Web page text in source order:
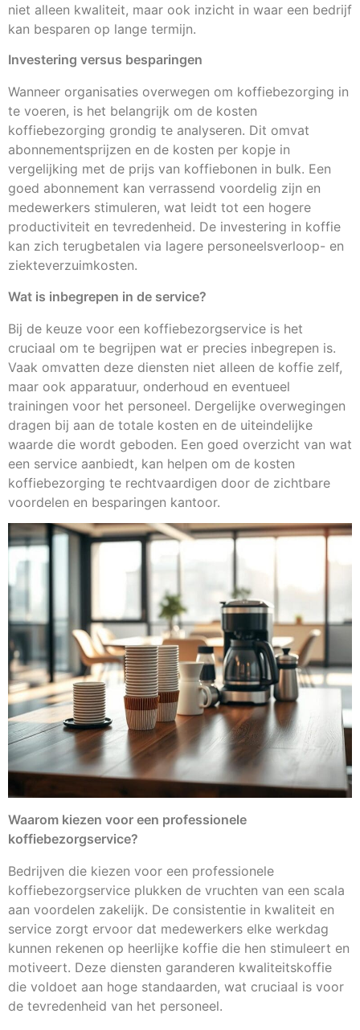
niet alleen kwaliteit, maar ook inzicht in waar een bedrijf
kan besparen op lange termijn.
Investering versus besparingen
Wanneer organisaties overwegen om koffiebezorging in
te voeren, is het belangrijk om de kosten
koffiebezorging grondig te analyseren. Dit omvat
abonnementsprijzen en de kosten per kopje in
vergelijking met de prijs van koffiebonen in bulk. Een
goed abonnement kan verrassend voordelig zijn en
medewerkers stimuleren, wat leidt tot een hogere
productiviteit en tevredenheid. De investering in koffie
kan zich terugbetalen via lagere personeelsverloop- en
ziekteverzuimkosten.
Wat is inbegrepen in de service?
Bij de keuze voor een koffiebezorgservice is het
cruciaal om te begrijpen wat er precies inbegrepen is.
Vaak omvatten deze diensten niet alleen de koffie zelf,
maar ook apparatuur, onderhoud en eventueel
trainingen voor het personeel. Dergelijke overwegingen
dragen bij aan de totale kosten en de uiteindelijke
waarde die wordt geboden. Een goed overzicht van wat
een service aanbiedt, kan helpen om de kosten
koffiebezorging te rechtvaardigen door de zichtbare
voordelen en besparingen kantoor.
Waarom kiezen voor een professionele
koffiebezorgservice?
Bedrijven die kiezen voor een professionele
koffiebezorgservice plukken de vruchten van een scala
aan voordelen zakelijk. De consistentie in kwaliteit en
service zorgt ervoor dat medewerkers elke werkdag
kunnen rekenen op heerlijke koffie die hen stimuleert en
motiveert. Deze diensten garanderen kwaliteitskoffie
die voldoet aan hoge standaarden, wat cruciaal is voor
de tevredenheid van het personeel.